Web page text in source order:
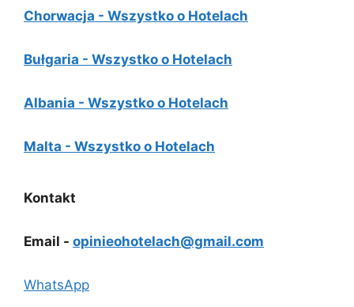
Chorwacja - Wszystko o Hotelach
Bułgaria - Wszystko o Hotelach
Albania - Wszystko o Hotelach
Malta - Wszystko o Hotelach
Kontakt
Email - opinieohotelach@gmail.com
WhatsApp